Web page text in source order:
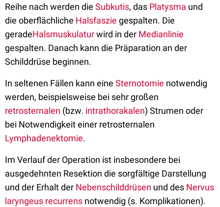
Reihe nach werden die Subkutis, das Platysma und
die oberflächliche Halsfaszie gespalten. Die
geradeHalsmuskulaturwird in der Medianlinie
gespalten. Danach kann die Präparation an der
Schilddrüse beginnen.
In seltenen Fällen kann eine Sternotomie notwendig
werden, beispielsweise bei sehr großen
retrosternalen (bzw. intrathorakalen) Strumen oder
bei Notwendigkeit einer retrosternalen
Lymphadenektomie.
Im Verlauf der Operation ist insbesondere bei
ausgedehnten Resektion die sorgfältige Darstellung
und der Erhalt der Nebenschilddrüsen und des Nervus
laryngeus recurrens notwendig (s. Komplikationen).